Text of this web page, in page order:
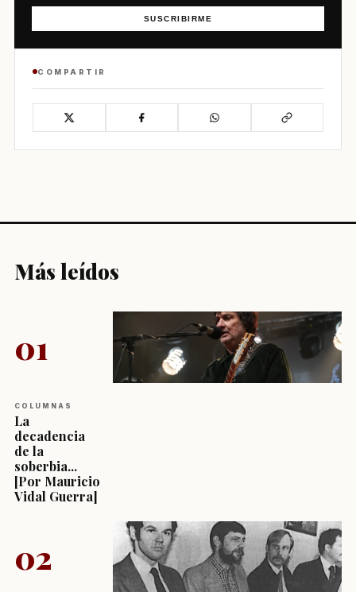
SUSCRIBIRME
COMPARTIR
Más leídos
01
COLUMNAS
La
decadencia
de la
soberbia...
[Por Mauricio
Vidal Guerra]
02